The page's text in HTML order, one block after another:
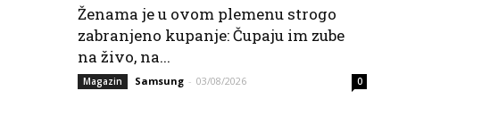
Ženama je u ovom plemenu strogo
zabranjeno kupanje: Čupaju im zube
na živo, na...
Magazin Samsung - 03/08/2026 0